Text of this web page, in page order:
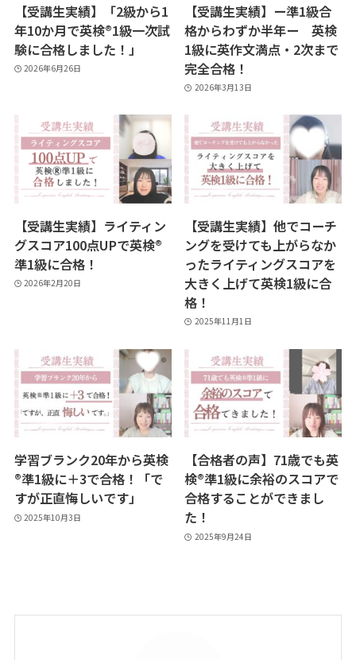
【受講生実績】「2級から1
年10か月で英検®1級一次試
験に合格しました！」
2026年6月26日
【受講生実績】ー準1級合
格からわずか半年ー 英検
1級に英作文満点・2次まで
完全合格！
2026年3月13日
【受講生実績】ライティン
グスコア100点UPで英検®︎
準1級に合格！
2026年2月20日
【受講生実績】他でコーチ
ングを受けても上がらなか
ったライティングスコアを
大きく上げて英検1級に合
格！
2025年11月1日
学習ブランク20年から英検
®︎準1級に＋3で合格！「で
すが正直悔しいです」
2025年10月3日
【合格者の声】71歳でも英
検®︎準1級に余裕のスコアで
合格することができまし
た！
2025年9月24日